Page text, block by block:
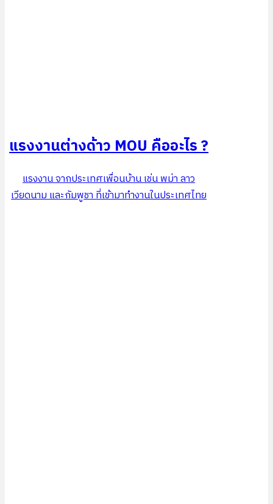
แรงงานต่างด้าว MOU คืออะไร ?
แรงงาน จากประเทศเพื่อนบ้าน เช่น พม่า ลาว
เวียดนาม และกัมพูชา ที่เข้ามาทำงานในประเทศไทย